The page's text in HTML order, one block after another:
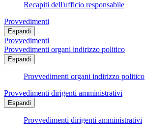
Recapiti dell'ufficio responsabile
Provvedimenti
Espandi
Provvedimenti
Provvedimenti organi indirizzo politico
Espandi
Provvedimenti organi indirizzo politico
Provvedimenti dirigenti amministrativi
Espandi
Provvedimenti dirigenti amministrativi